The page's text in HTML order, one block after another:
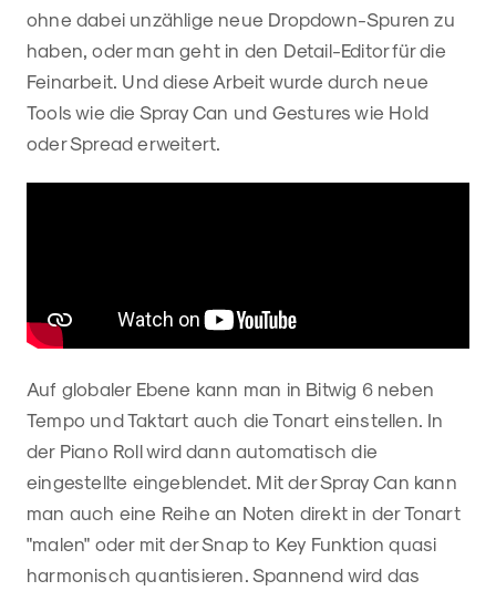
ohne dabei unzählige neue Dropdown-Spuren zu
haben, oder man geht in den Detail-Editor für die
Feinarbeit. Und diese Arbeit wurde durch neue
Tools wie die Spray Can und Gestures wie Hold
oder Spread erweitert.
Auf globaler Ebene kann man in Bitwig 6 neben
Tempo und Taktart auch die Tonart einstellen. In
der Piano Roll wird dann automatisch die
eingestellte eingeblendet. Mit der Spray Can kann
man auch eine Reihe an Noten direkt in der Tonart
"malen" oder mit der Snap to Key Funktion quasi
harmonisch quantisieren. Spannend wird das